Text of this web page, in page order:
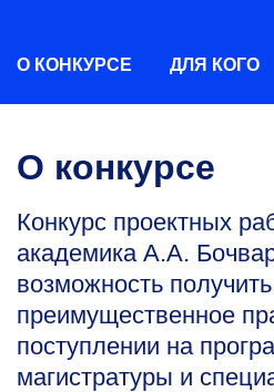
О КОНКУРСЕ ДЛЯ КОГО
О конкурсе
Конкурс проектных
академика А.А.
возможность получить
преимущественное
поступлении на
магистратуры и